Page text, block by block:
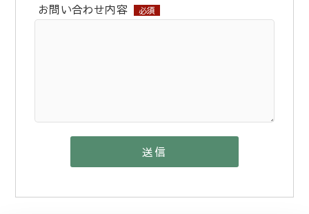
お問い合わせ内容 必須